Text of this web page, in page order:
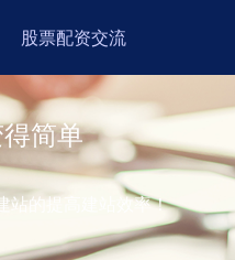
股票配资交流
简单
站的提高建站效率！